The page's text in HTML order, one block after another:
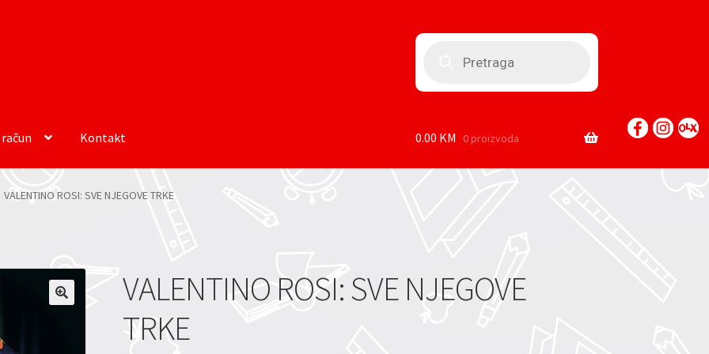
Kontakt 0.00 KM 0 proizvoda
VALENTINO ROSI: SVE NJEGOVE TRKE
VALENTINO ROSI: SVE NJEGOVE
TRKE